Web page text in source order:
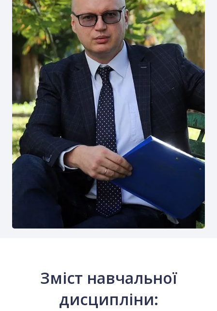
Зміст навчальної
дисципліни: